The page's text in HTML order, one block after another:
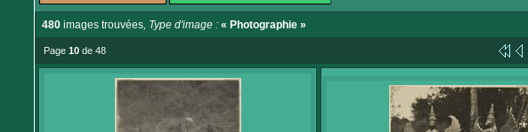
480 images trouvées, Type d'image : « Photographie »
Page 10 de 48